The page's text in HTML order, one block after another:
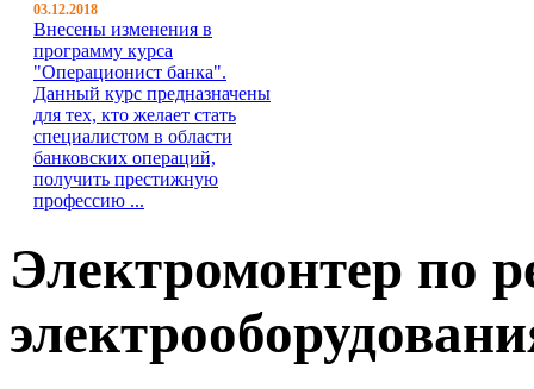
03.12.2018
Внесены изменения в
программу курса
"Операционист банка".
Данный курс предназначены
для тех, кто желает стать
специалистом в области
банковских операций,
получить престижную
профессию ...
Электромонтер по